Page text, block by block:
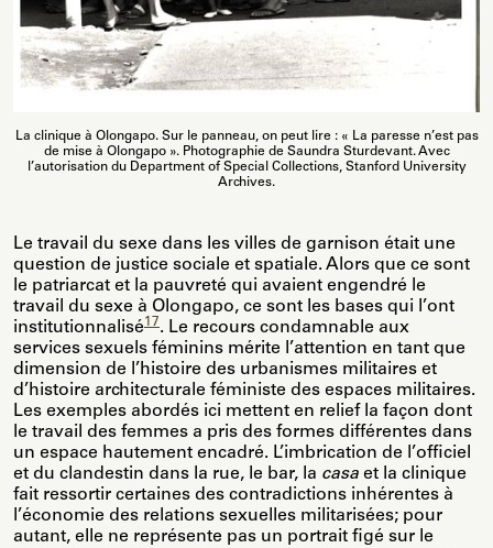
La clinique à Olongapo. Sur le panneau, on peut lire : « La paresse n’est pas
de mise à Olongapo ». Photographie de Saundra Sturdevant. Avec
l’autorisation du Department of Special Collections, Stanford University
Archives.
Le travail du sexe dans les villes de garnison était une
question de justice sociale et spatiale. Alors que ce sont
le patriarcat et la pauvreté qui avaient engendré le
travail du sexe à Olongapo, ce sont les bases qui l’ont
institutionnalisé17. Le recours condamnable aux
services sexuels féminins mérite l’attention en tant que
dimension de l’histoire des urbanismes militaires et
d’histoire architecturale féministe des espaces militaires.
Les exemples abordés ici mettent en relief la façon dont
le travail des femmes a pris des formes différentes dans
un espace hautement encadré. L’imbrication de l’officiel
et du clandestin dans la rue, le bar, la casa et la clinique
fait ressortir certaines des contradictions inhérentes à
l’économie des relations sexuelles militarisées; pour
autant, elle ne représente pas un portrait figé sur le